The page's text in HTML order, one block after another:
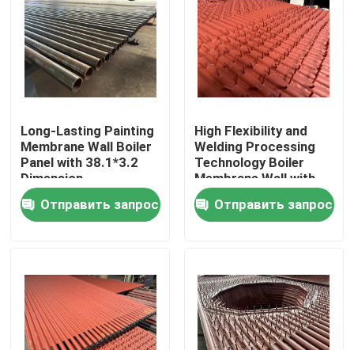
Экскурсия по заводу
Контроль качества
Свяжитесь с нами
Запчасти для котлов
Экономизатор котлов
Трубка ребра боилера
Long-Lasting Painting
Membrane Wall Boiler
Panel with 38.1*3.2
Dimension
Отправить запрос
High Flexibility and
Welding Processing
Technology Boiler
Membrane Wall with
Painting
Отправить запрос